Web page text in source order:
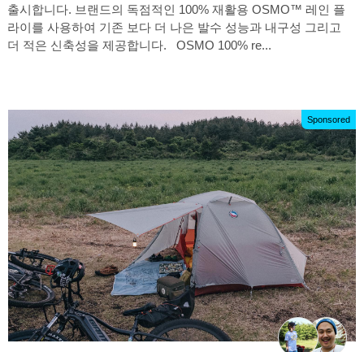
출시합니다. 브랜드의 독점적인 100% 재활용 OSMO™ 레인 플
라이를 사용하여 기존 보다 더 나은 발수 성능과 내구성 그리고
더 적은 신축성을 제공합니다. OSMO 100% re...
Sponsored